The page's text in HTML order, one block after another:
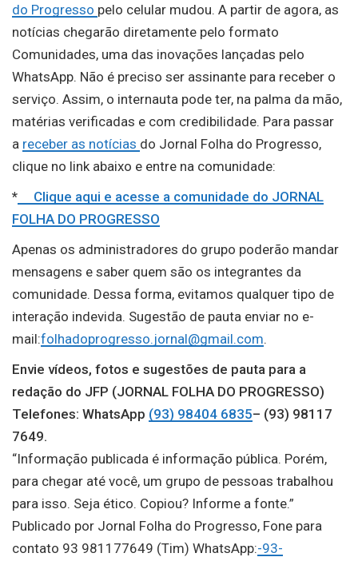
do Progresso pelo celular mudou. A partir de agora, as
notícias chegarão diretamente pelo formato
Comunidades, uma das inovações lançadas pelo
WhatsApp. Não é preciso ser assinante para receber o
serviço. Assim, o internauta pode ter, na palma da mão,
matérias verificadas e com credibilidade. Para passar
a receber as notícias do Jornal Folha do Progresso,
clique no link abaixo e entre na comunidade:
* Clique aqui e acesse a comunidade do JORNAL
FOLHA DO PROGRESSO
Apenas os administradores do grupo poderão mandar
mensagens e saber quem são os integrantes da
comunidade. Dessa forma, evitamos qualquer tipo de
interação indevida. Sugestão de pauta enviar no e-
mail:folhadoprogresso.jornal@gmail.com.
Envie vídeos, fotos e sugestões de pauta para a
redação do JFP (JORNAL FOLHA DO PROGRESSO)
Telefones: WhatsApp (93) 98404 6835– (93) 98117
7649.
“Informação publicada é informação pública. Porém,
para chegar até você, um grupo de pessoas trabalhou
para isso. Seja ético. Copiou? Informe a fonte.”
Publicado por Jornal Folha do Progresso, Fone para
contato 93 981177649 (Tim) WhatsApp:-93-